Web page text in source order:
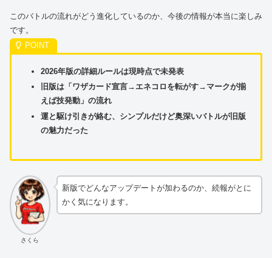
このバトルの流れがどう進化しているのか、今後の情報が本当に楽しみ
です。
2026年版の詳細ルールは現時点で未発表
旧版は「ワザカード宣言→エネコロを転がす→マークが揃
えば技発動」の流れ
運と駆け引きが絡む、シンプルだけど奥深いバトルが旧版
の魅力だった
さくら
新版でどんなアップデートが加わるのか、続報がとに
かく気になります。